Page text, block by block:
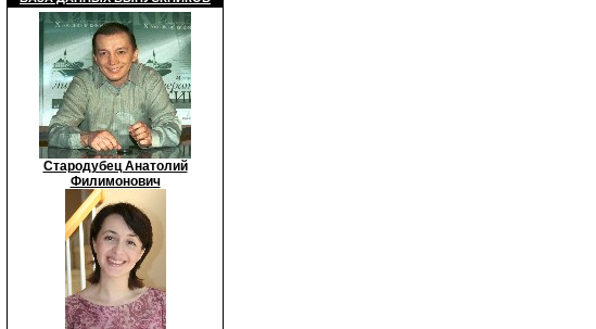
Стародубец Анатолий
Филимонович